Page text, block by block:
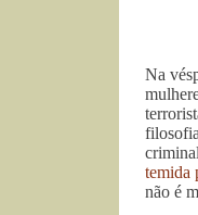
Na
temida
não é